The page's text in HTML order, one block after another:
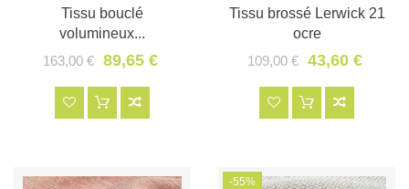
Tissu bouclé
volumineux...
163,00 €
89,65 €
Tissu brossé Lerwick 21
ocre
109,00 €
43,60 €
-55%